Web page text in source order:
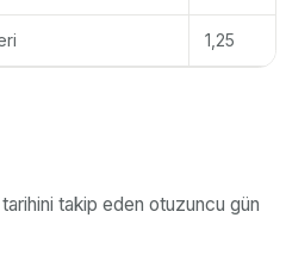
1,25
tarihini takip eden otuzuncu gün